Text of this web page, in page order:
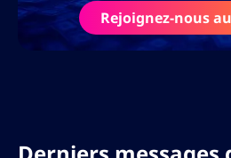
Rejoignez-nous